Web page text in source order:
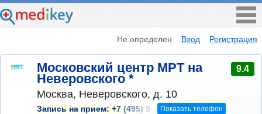
Не определен Вход Регистрация
Московский центр МРТ на
Неверовского *
9.4
Москва, Неверовского, д. 10
Запись на прием: +7 (495) 9 Показать телефон